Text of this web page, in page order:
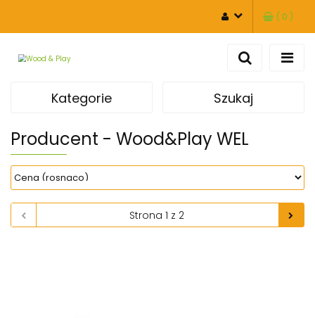
ZALOGUJ SIĘ
( 0 )
Kategorie Szukaj
Producent - Wood&Play WEL